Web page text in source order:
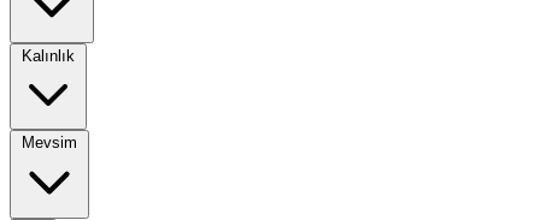
Kalınlık
Mevsim